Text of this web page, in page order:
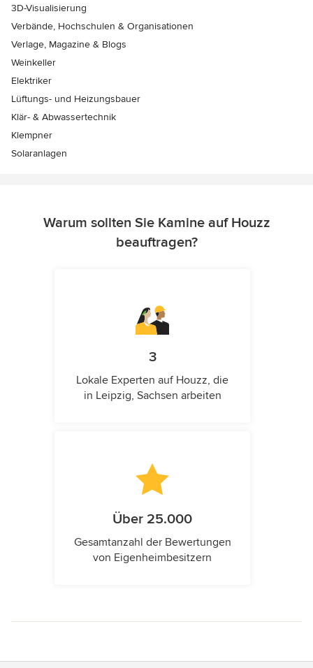
3D-Visualisierung
Verbände, Hochschulen & Organisationen
Verlage, Magazine & Blogs
Weinkeller
Elektriker
Lüftungs- und Heizungsbauer
Klär- & Abwassertechnik
Klempner
Solaranlagen
Warum sollten Sie Kamine auf Houzz
beauftragen?
3
Lokale Experten auf Houzz, die
in Leipzig, Sachsen arbeiten
Über 25.000
Gesamtanzahl der Bewertungen
von Eigenheimbesitzern